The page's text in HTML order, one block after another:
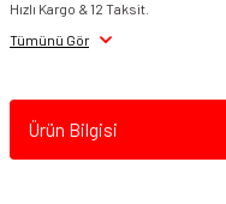
Hızlı Kargo & 12 Taksit.
Tümünü Gör
Ürün Bilgisi